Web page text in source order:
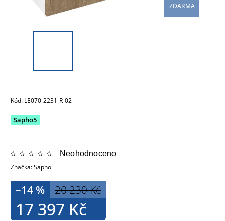
ZDARMA
Kód: LE070-2231-R-02
Sapho5
Značka:Sapho
Neohodnoceno
20 230 Kč
–14 %
17 397 Kč